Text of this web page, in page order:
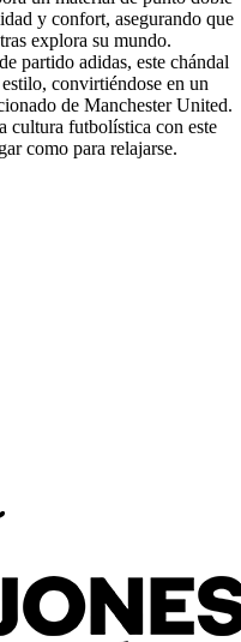
y confort, asegurando que
explora su mundo.
partido adidas, este chándal
convirtiéndose en un
de Manchester United.
cultura futbolística con este
como para relajarse.